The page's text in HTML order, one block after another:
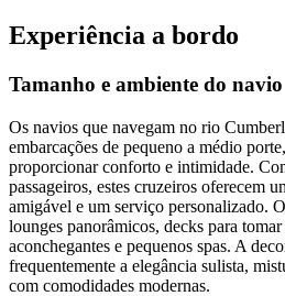
Experiência a bordo
Tamanho e ambiente do navio
Os navios que navegam no rio
embarcações de pequeno a médio
proporcionar conforto e intimidade.
passageiros, estes cruzeiros oferecem
amigável e um serviço personalizado.
lounges panorâmicos, decks para
aconchegantes e pequenos spas. A
frequentemente a elegância sulista,
com comodidades modernas.